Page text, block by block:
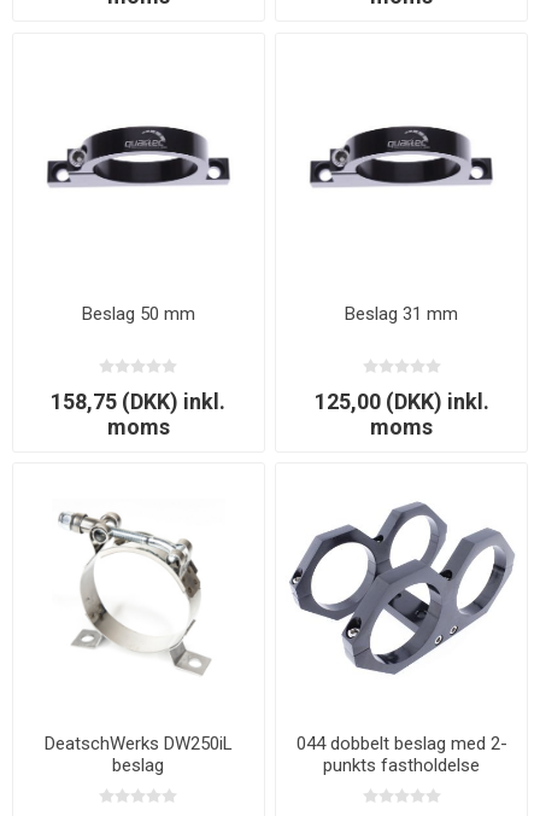
Beslag 50 mm
158,75 (DKK) inkl.
moms
Beslag 31 mm
125,00 (DKK) inkl.
moms
DeatschWerks DW250iL
beslag
044 dobbelt beslag med 2-
punkts fastholdelse